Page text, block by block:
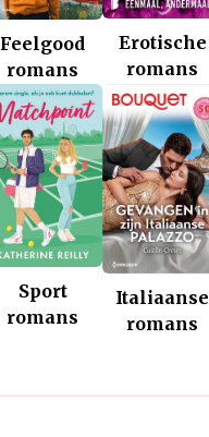
Feelgood
romans
Erotische
romans
Sport
romans
Italiaanse
romans